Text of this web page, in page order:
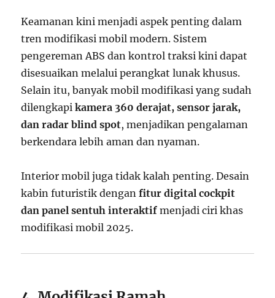
Keamanan kini menjadi aspek penting dalam
tren modifikasi mobil modern. Sistem
pengereman ABS dan kontrol traksi kini dapat
disesuaikan melalui perangkat lunak khusus.
Selain itu, banyak mobil modifikasi yang sudah
dilengkapikamera 360 derajat, sensor jarak,
dan radar blind spot, menjadikan pengalaman
berkendara lebih aman dan nyaman.
Interior mobil juga tidak kalah penting. Desain
kabin futuristik denganfitur digital cockpit
dan panel sentuh interaktif menjadi ciri khas
modifikasi mobil 2025.